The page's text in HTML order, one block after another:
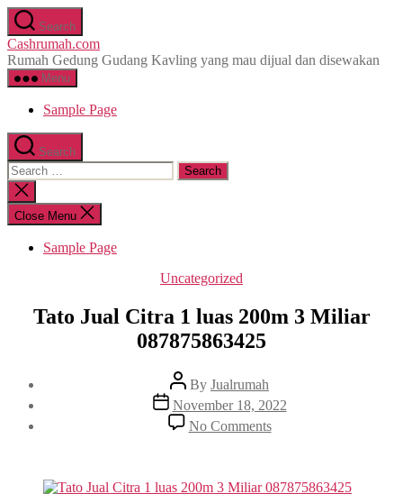
Skip
to
the
content
Search
Cashrumah.com
Rumah Gedung Gudang Kavling yang mau dijual dan disewakan
Menu
Sample Page
Search
Search
for:
Close
search
Close Menu
Sample Page
Categories
Uncategorized
Tato Jual Citra 1 luas 200m 3 Miliar
087875863425
Post
author
By Jualrumah
Post
date
November 18, 2022
No Commentson
Tato
1